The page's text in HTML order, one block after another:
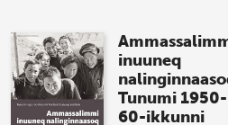
inuuneq
Tunumi 1950-
60-ikkunni